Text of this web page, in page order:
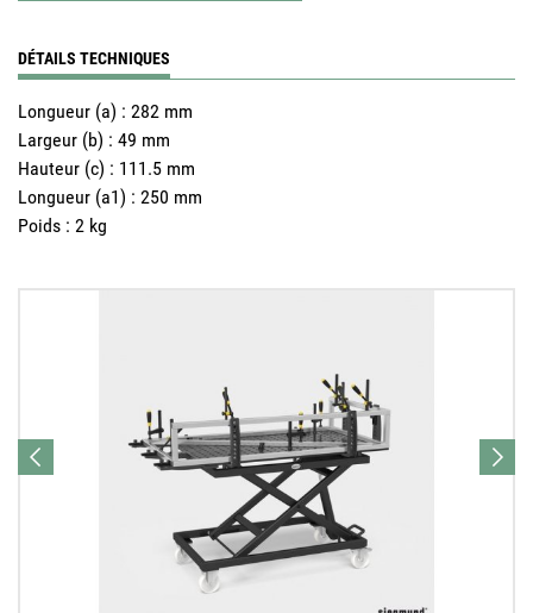
DÉTAILS TECHNIQUES
Longueur (a) : 282 mm
Largeur (b) : 49 mm
Hauteur (c) : 111.5 mm
Longueur (a1) : 250 mm
Poids : 2 kg